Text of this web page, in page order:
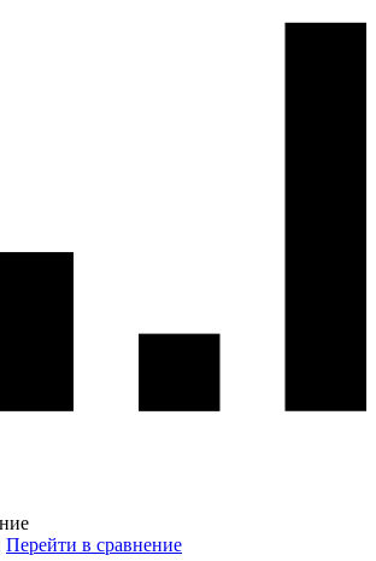
Перейти в сравнение